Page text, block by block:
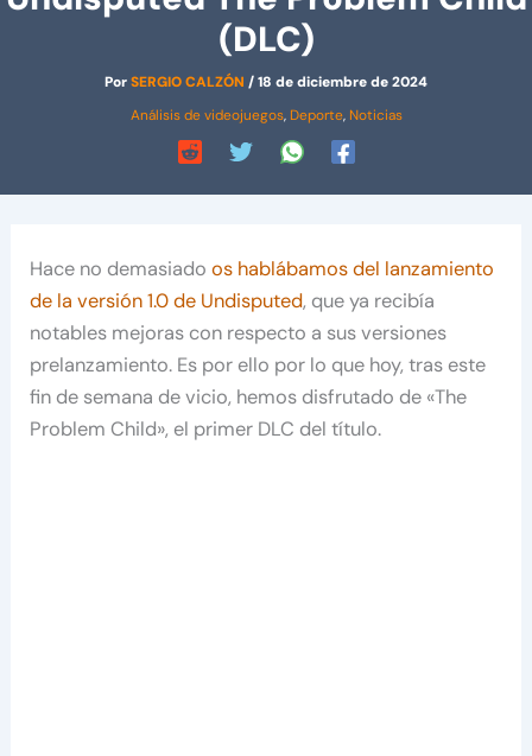
(DLC)
PorSERGIO CALZÓN /18 de diciembre de 2024
Análisis de videojuegos, Deporte, Noticias
Hace no demasiadoos hablábamos del lanzamiento
de la versión 1.0 de Undisputed, que ya recibía
notables mejoras con respecto a sus versiones
prelanzamiento. Es por ello por lo que hoy, tras este
fin de semana de vicio, hemos disfrutado de «The
Problem Child», el primer DLC del título.